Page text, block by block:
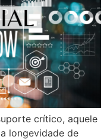
crítico, aquele
longevidade de